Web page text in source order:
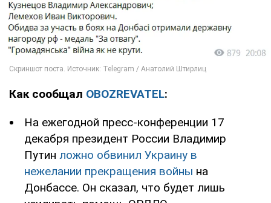
Как сообщал OBOZREVATEL:
На ежегодной пресс-конференции 17
декабря президент России Владимир
Путин ложно обвинил Украину в
нежелании прекращения войны на
Донбассе. Он сказал, что будет лишь